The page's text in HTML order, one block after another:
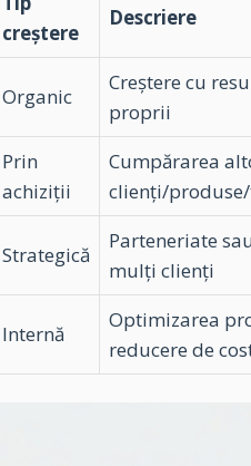
creștere
Descriere
Organic
Creștere cu
proprii
Prin
achiziții
Cumpărarea
clienți/
Strategică
Parteneriate
mulți clienți
Internă
Optimizarea
reducere de